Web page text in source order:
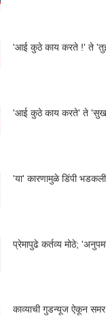
'आई कुठे काय करते' ते 'सुख
'या' कारणामुळे डिंपी
प्रेमापुढे कर्तव्य मोठे;
काव्याची गुडन्यूज ऐकून